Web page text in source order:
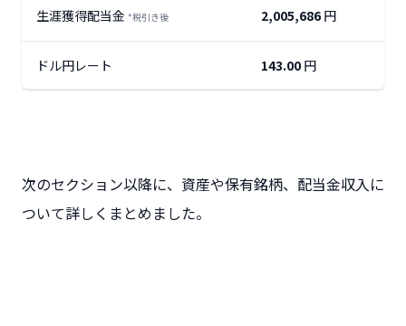
生涯獲得配当金 *税引き後 2,005,686 円
ドル円レート 143.00 円
次のセクション以降に、資産や保有銘柄、配当金収入に
ついて詳しくまとめました。